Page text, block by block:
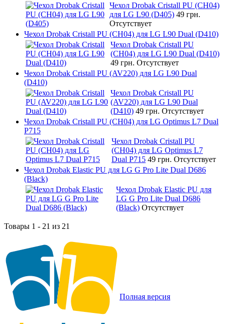
Чехол Drobak Cristall PU (CH04)
для LG L90 (D405) 49 грн.
Отсутствует
Чехол Drobak Cristall PU (CH04) для LG L90 Dual (D410)
Чехол Drobak Cristall PU
(CH04) для LG L90 Dual (D410)
49 грн. Отсутствует
Чехол Drobak Cristall PU (AV220) для LG L90 Dual
(D410)
Чехол Drobak Cristall PU
(AV220) для LG L90 Dual
(D410) 49 грн. Отсутствует
Чехол Drobak Cristall PU (CH04) для LG Optimus L7 Dual
P715
Чехол Drobak Cristall PU
(CH04) для LG Optimus L7
Dual P715 49 грн. Отсутствует
Чехол Drobak Elastic PU для LG G Pro Lite Dual D686
(Black)
Чехол Drobak Elastic PU для
LG G Pro Lite Dual D686
(Black) Отсутствует
Товары 1 - 21 из 21
Полная версия